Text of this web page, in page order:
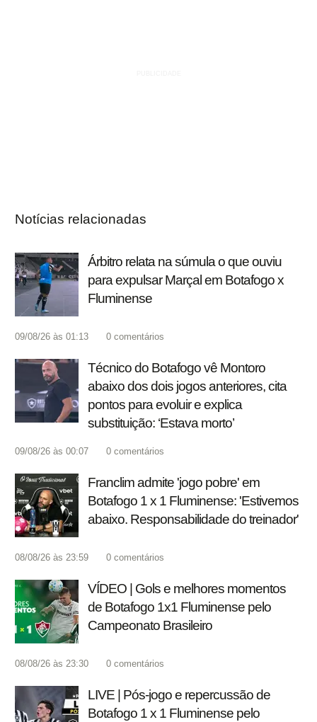
Notícias relacionadas
Árbitro relata na súmula o que ouviu
para expulsar Marçal em Botafogo x
Fluminense
09/08/26 às 01:13 0 comentários
Técnico do Botafogo vê Montoro
abaixo dos dois jogos anteriores, cita
pontos para evoluir e explica
substituição: ‘Estava morto’
09/08/26 às 00:07 0 comentários
Franclim admite 'jogo pobre' em
Botafogo 1 x 1 Fluminense: 'Estivemos
abaixo. Responsabilidade do treinador'
08/08/26 às 23:59 0 comentários
VÍDEO | Gols e melhores momentos
de Botafogo 1x1 Fluminense pelo
Campeonato Brasileiro
08/08/26 às 23:30 0 comentários
LIVE | Pós-jogo e repercussão de
Botafogo 1 x 1 Fluminense pelo